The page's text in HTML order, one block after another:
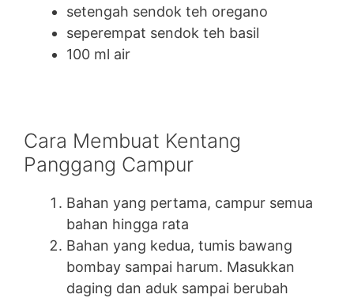
setengah sendok teh oregano
seperempat sendok teh basil
100 ml air
Cara Membuat Kentang
Panggang Campur
Bahan yang pertama, campur semua
bahan hingga rata
Bahan yang kedua, tumis bawang
bombay sampai harum. Masukkan
daging dan aduk sampai berubah